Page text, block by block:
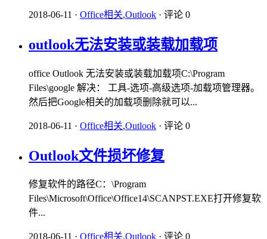
2018-06-11 · Office相关,Outlook · 评论 0
outlook无法安装或装载加载项
office Outlook 无法安装或装载加载项C:\Program
Files\google 解决： 工具-选项-高级选项-加载项管理器。
然后把Google相关的加载项删除就可以...
2018-06-11 · Office相关,Outlook · 评论 0
Outlook文件损坏修复
修复软件的路径C：\Program
Files\Microsoft\Office\Office14\SCANPST.EXE打开修复软
件...
2018-06-11 · Office相关,Outlook · 评论 0